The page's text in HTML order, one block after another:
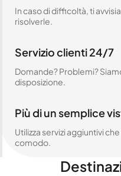
In caso di difficoltà, ti
risolverle.
Servizio clienti 24/7
Domande? Problemi?
disposizione.
Più di un semplice
Utilizza servizi aggiuntivi
comodo.